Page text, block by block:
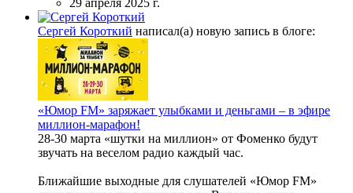
29 апреля 2025 г.
Сергей Короткий написал(а) новую запись в блоге:
«Юмор FM» заряжает улыбками и деньгами – в эфире
миллион-марафон!
28-30 марта «шутки на миллион» от Фоменко будут
звучать на веселом радио каждый час.
Ближайшие выходные для слушателей «Юмор FM»